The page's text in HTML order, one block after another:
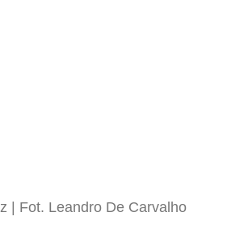
| Fot. Leandro De Carvalho